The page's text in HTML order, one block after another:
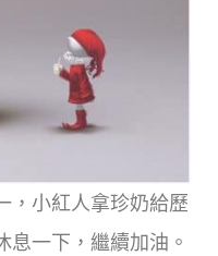
，小紅人拿珍奶給歷
息一下，繼續加油。